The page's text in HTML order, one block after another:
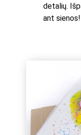
detalių.
ant sienos!